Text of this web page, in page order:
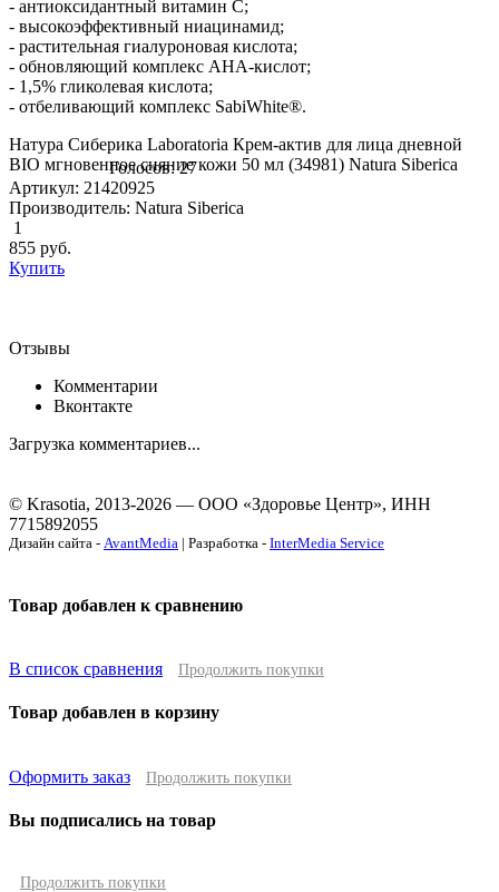
- антиоксидантный витамин С;
- высокоэффективный ниацинамид;
- растительная гиалуроновая кислота;
- обновляющий комплекс AHA-кислот;
- 1,5% гликолевая кислота;
- отбеливающий комплекс SabiWhite®.
Натура Сиберика Laboratoria Крем-актив для лица дневной
BIO мгновенное сияние кожи 50 мл (34981) Natura Siberica
Голосов: 27
Артикул: 21420925
Производитель: Natura Siberica
1
855 руб.
Купить
Отзывы
Комментарии
Вконтакте
Загрузка комментариев...
© Krasotia, 2013-2026 — ООО «Здоровье Центр», ИНН
7715892055
Дизайн сайта - AvantMedia | Разработка - InterMedia Service
Товар добавлен к сравнению
В список сравнения Продолжить покупки
Товар добавлен в корзину
Оформить заказ Продолжить покупки
Вы подписались на товар
Продолжить покупки